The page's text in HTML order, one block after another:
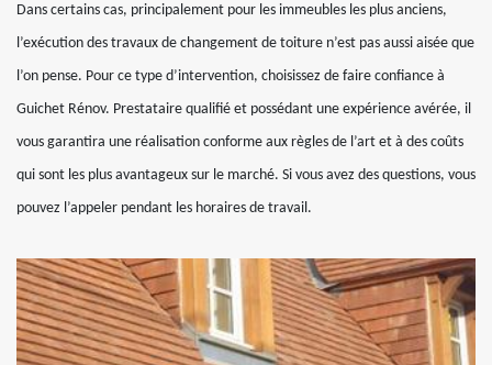
Dans certains cas, principalement pour les immeubles les plus anciens,
l’exécution des travaux de changement de toiture n’est pas aussi aisée que
l’on pense. Pour ce type d’intervention, choisissez de faire confiance à
Guichet Rénov. Prestataire qualifié et possédant une expérience avérée, il
vous garantira une réalisation conforme aux règles de l’art et à des coûts
qui sont les plus avantageux sur le marché. Si vous avez des questions, vous
pouvez l’appeler pendant les horaires de travail.